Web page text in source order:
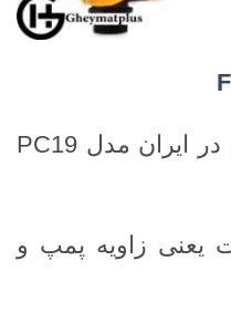
معروف ترین ست کنترل در ایران مدل PC19
است یعنی زاویه پمپ و